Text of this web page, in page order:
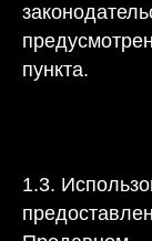
пункта.
1.3.